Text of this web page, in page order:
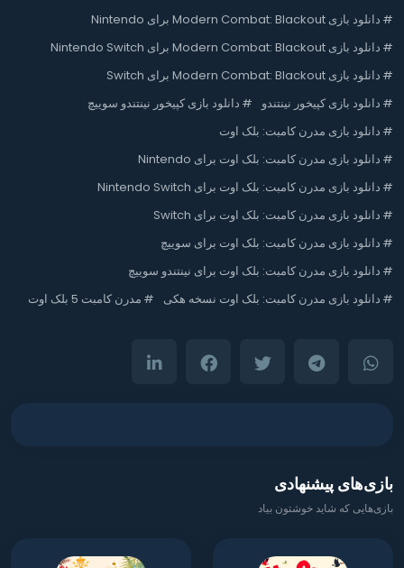
# دانلود بازی Modern Combat: Blackout برای Nintendo
# دانلود بازی Modern Combat: Blackout برای Nintendo Switch
# دانلود بازی Modern Combat: Blackout برای Switch
# دانلود بازی کپیخور نینتندو # دانلود بازی کپیخور نینتندو سوییچ
# دانلود بازی مدرن کامبت: بلک اوت
# دانلود بازی مدرن کامبت: بلک اوت برای Nintendo
# دانلود بازی مدرن کامبت: بلک اوت برای Nintendo Switch
# دانلود بازی مدرن کامبت: بلک اوت برای Switch
# دانلود بازی مدرن کامبت: بلک اوت برای سوییچ
# دانلود بازی مدرن کامبت: بلک اوت برای نینتندو سوییچ
# دانلود بازی مدرن کامبت: بلک اوت نسخه هکی # مدرن کامبت 5 بلک اوت
بازی‌های پیشنهادی
بازی‌هایی که شاید خوشتون بیاد